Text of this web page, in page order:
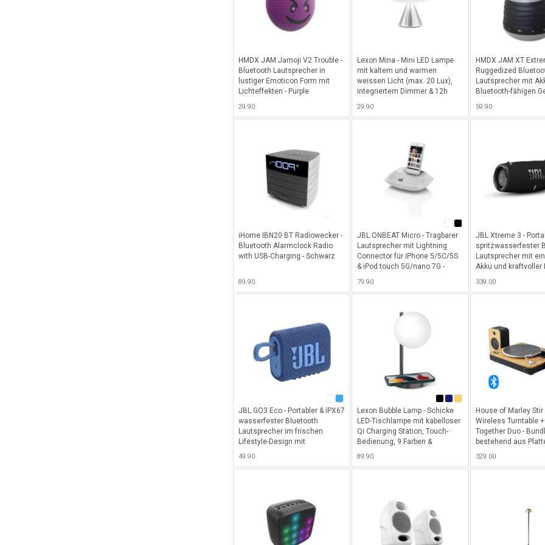
HMDX JAM Jamoji V2 Trouble -
Bluetooth Lautsprecher in
lustiger Emoticon Form mit
Lichteffekten - Purple
29.90
Lexon Mina - Mini LED Lampe
mit kaltem und warmen
weissen Licht (max. 20 Lux),
integriertem Dimmer & 12h
29.90
HMDX JAM XT
Ruggedized
Lautsprecher mit
Bluetooth-fähigen
59.90
iHome IBN20 BT Radiowecker -
Bluetooth Alarmclock Radio
with USB-Charging - Schwarz
89.90
JBL ONBEAT Micro - Tragbarer
Lautsprecher mit Lightning
Connector für iPhone 5/5C/5S
& iPod touch 5G/nano 7G -
79.90
JBL Xtreme 3 -
spritzwasserfester
Lautsprecher mit
Akku und kraftvoller
339.00
JBL GO3 Eco - Portabler & iPX67
wasserfester Bluetooth
Lautsprecher im frischen
Lifestyle-Design mit
49.90
Lexon Bubble Lamp - Schicke
LED-Tischlampe mit kabelloser
Qi Charging Station, Touch-
Bedienung, 9 Farben &
89.90
House of Marley Stir
Wireless Turntable
Together Duo -
bestehend aus
Bambusholz
329.00